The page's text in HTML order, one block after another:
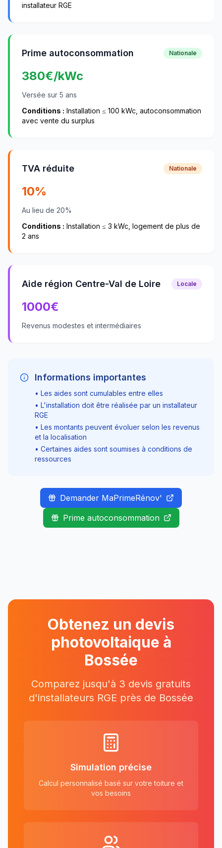
installateur RGE
Prime autoconsommation Nationale
380€/kWc
Versée sur 5 ans
Conditions : Installation ≤ 100 kWc, autoconsommation
avec vente du surplus
TVA réduite Nationale
10%
Au lieu de 20%
Conditions : Installation ≤ 3 kWc, logement de plus de
2 ans
Aide région Centre-Val de Loire Locale
1000€
Revenus modestes et intermédiaires
Informations importantes
• Les aides sont cumulables entre elles
• L'installation doit être réalisée par un installateur
RGE
• Les montants peuvent évoluer selon les revenus
et la localisation
• Certaines aides sont soumises à conditions de
ressources
Demander MaPrimeRénov'
Prime autoconsommation
Obtenez un devis
photovoltaique à
Bossée
Comparez jusqu'à 3 devis gratuits
d'installateurs RGE près de Bossée
Simulation précise
Calcul personnalisé basé sur votre toiture et
vos besoins